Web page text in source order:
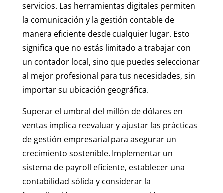
servicios. Las herramientas digitales permiten
la comunicación y la gestión contable de
manera eficiente desde cualquier lugar. Esto
significa que no estás limitado a trabajar con
un contador local, sino que puedes seleccionar
al mejor profesional para tus necesidades, sin
importar su ubicación geográfica.
Superar el umbral del millón de dólares en
ventas implica reevaluar y ajustar las prácticas
de gestión empresarial para asegurar un
crecimiento sostenible. Implementar un
sistema de payroll eficiente, establecer una
contabilidad sólida y considerar la